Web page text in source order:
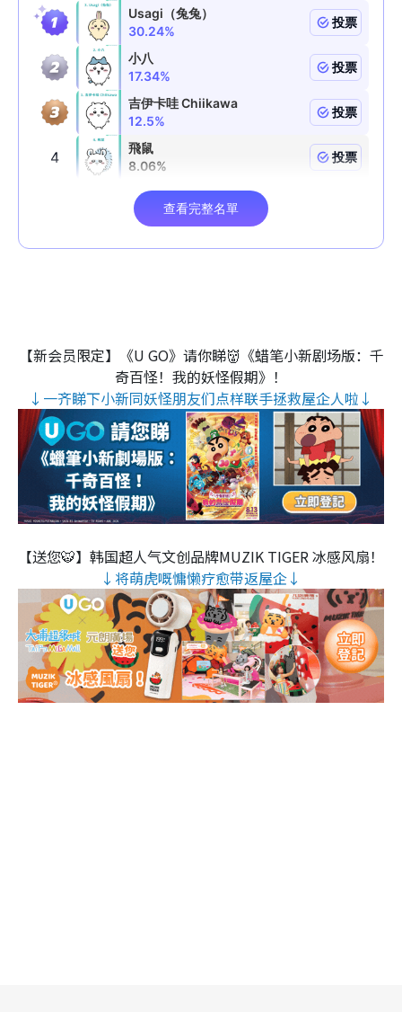
【新会员限定】《U GO》请你睇👹《蜡笔小新剧场版：千
奇百怪！我的妖怪假期》！
↓一齐睇下小新同妖怪朋友们点样联手拯救屋企人啦↓
【送您🐯】韩国超人气文创品牌MUZIK TIGER 冰感风扇！
↓将萌虎嘅慵懒疗愈带返屋企↓